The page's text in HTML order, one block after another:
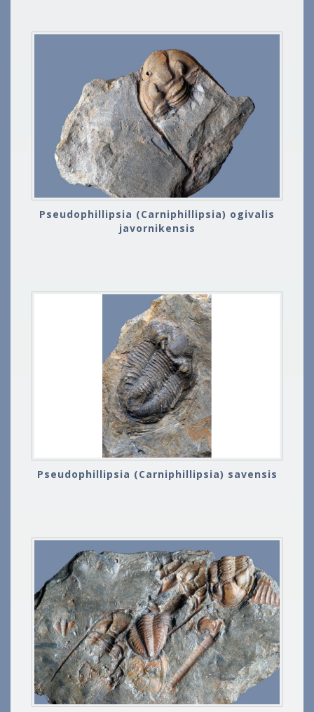
Pseudophillipsia (Carniphillipsia) ogivalis
javornikensis
Pseudophillipsia (Carniphillipsia) savensis